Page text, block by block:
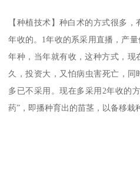
【种植技术】种白术的方式很多
年收的。1年收的系采用直播，产
年种，当年就有收，这种方式，现
久，投资大，又怕病虫害死亡，同
多已不采用。现在多采用2年收的
药”，即播种育出的苗茎，以备移栽